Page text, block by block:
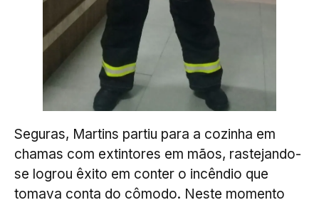
Seguras, Martins partiu para a cozinha em
chamas com extintores em mãos, rastejando-
se logrou êxito em conter o incêndio que
tomava conta do cômodo. Neste momento